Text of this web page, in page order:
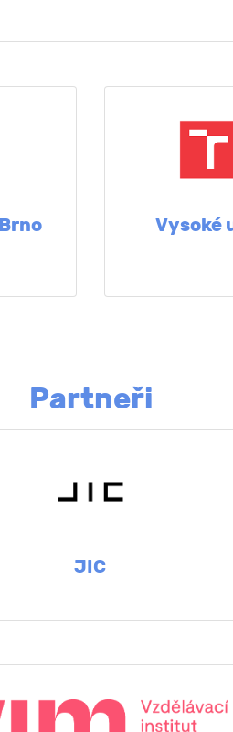
Vysoké
Partneři
JIC